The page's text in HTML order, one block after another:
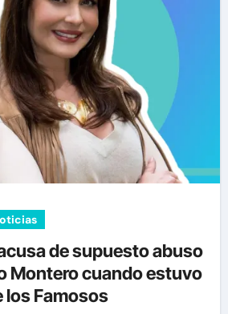
de supuesto abuso
Montero cuando estuvo
los Famosos